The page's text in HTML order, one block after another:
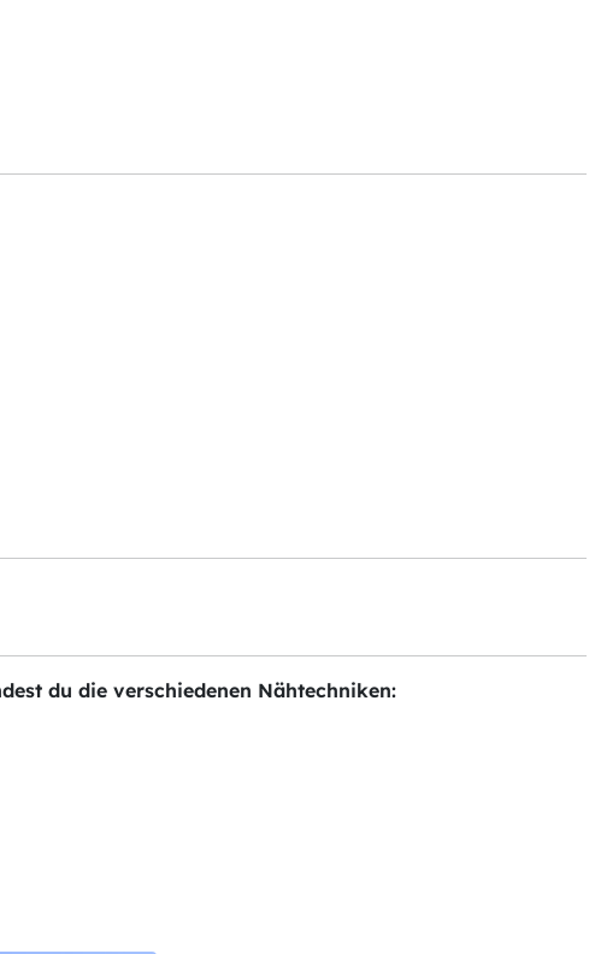
du die verschiedenen Nähtechniken: